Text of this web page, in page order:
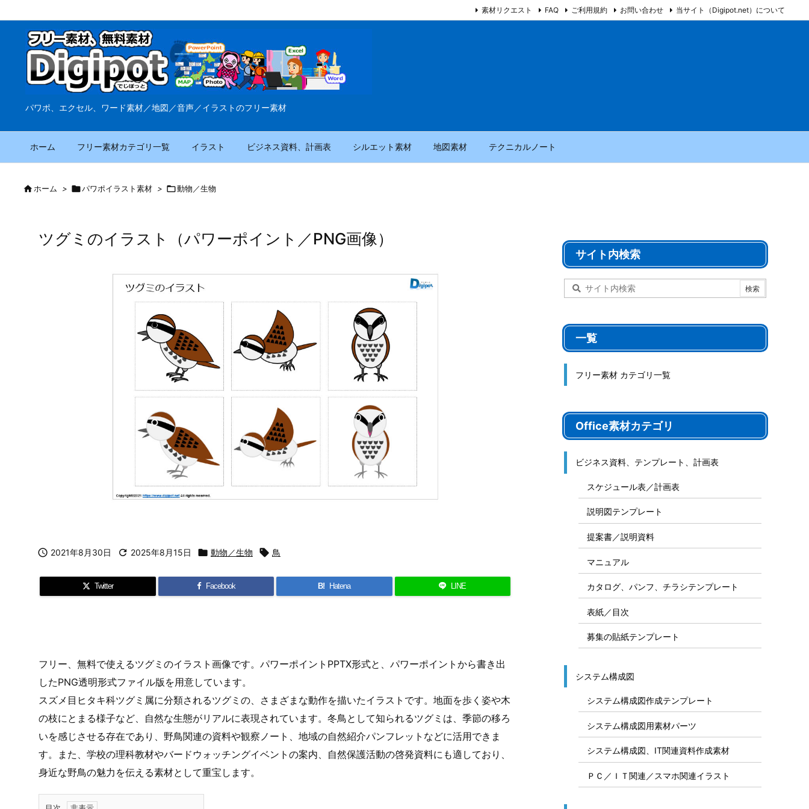
パワポ、エクセル、ワード素材／地図／音声／イラストのフリー素材
ホーム フリー素材カテゴリ一覧 イラスト ビジネス資料、計画表 シルエット素材 地図素材 テクニカルノート
素材リクエスト FAQ ご利用規約 お問い合わせ 当サイト（Digipot.net）について
ホーム > パワポイラスト素材 > 動物／生物
ツグミのイラスト（パワーポイント／PNG画像）
 2021年8月30日  2025年8月15日  動物／生物  鳥
Twitter Facebook B! Hatena LINE
サイト内検索
一覧
フリー素材 カテゴリ一覧
Office素材カテゴリ
ビジネス資料、テンプレート、計画表
スケジュール表／計画表
説明図テンプレート
提案書／説明資料
マニュアル
カタログ、パンフ、チラシテンプレート
表紙／目次
募集の貼紙テンプレート
システム構成図
システム構成図作成テンプレート
システム構成図用素材パーツ
システム構成図、IT関連資料作成素材
ＰＣ／ＩＴ関連／スマホ関連イラスト